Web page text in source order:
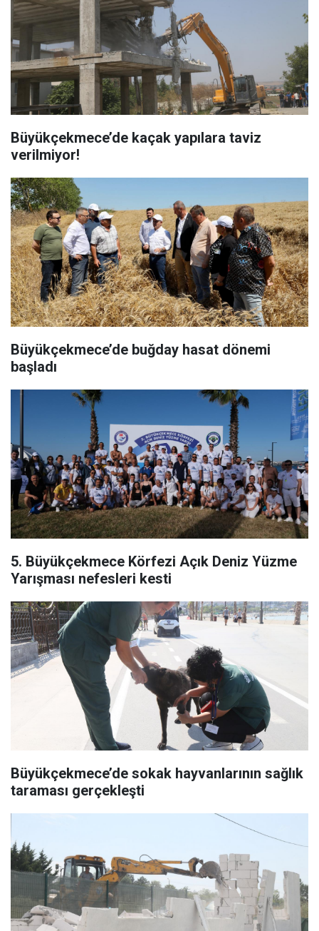
Büyükçekmece’de kaçak yapılara taviz
verilmiyor!
Büyükçekmece’de buğday hasat dönemi
başladı
5. Büyükçekmece Körfezi Açık Deniz Yüzme
Yarışması nefesleri kesti
Büyükçekmece’de sokak hayvanlarının sağlık
taraması gerçekleşti